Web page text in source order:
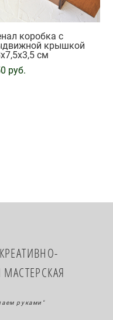
коробка с
крышкой
см
pуб.
руками"